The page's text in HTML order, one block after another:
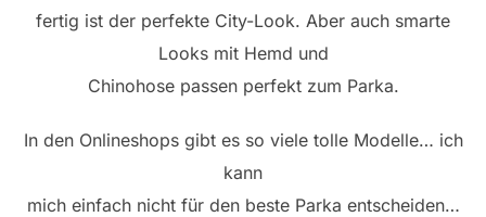
fertig ist der perfekte City-Look. Aber auch smarte
Looks mit Hemd und
Chinohose passen perfekt zum Parka.
In den Onlineshops gibt es so viele tolle Modelle… ich
kann
mich einfach nicht für den beste Parka entscheiden…